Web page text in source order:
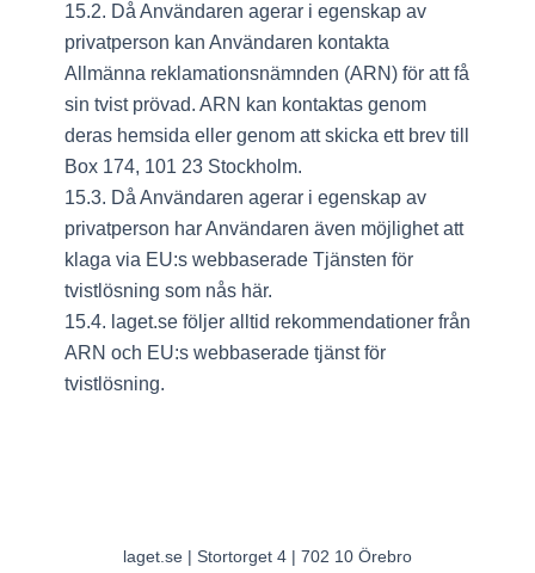
15.2. Då Användaren agerar i egenskap av
privatperson kan Användaren kontakta
Allmänna reklamationsnämnden (ARN) för att få
sin tvist prövad. ARN kan kontaktas genom
deras hemsida eller genom att skicka ett brev till
Box 174, 101 23 Stockholm.
15.3. Då Användaren agerar i egenskap av
privatperson har Användaren även möjlighet att
klaga via EU:s webbaserade Tjänsten för
tvistlösning som nås här.
15.4. laget.se följer alltid rekommendationer från
ARN och EU:s webbaserade tjänst för
tvistlösning.
laget.se | Stortorget 4 | 702 10 Örebro